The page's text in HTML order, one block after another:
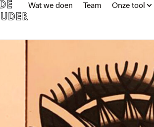
Wat we doen Team Onze tool